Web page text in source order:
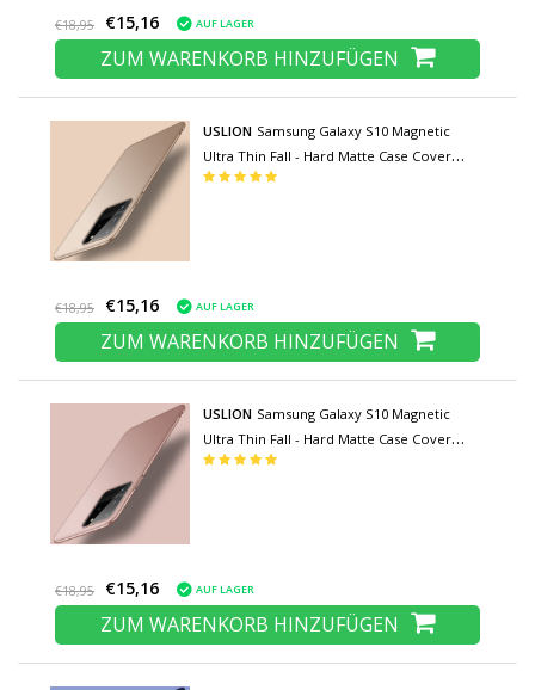
€18,95 €15,16 AUF LAGER
ZUM WARENKORB HINZUFÜGEN
USLION Samsung Galaxy S10 Magnetic
Ultra Thin Fall - Hard Matte Case Cover
Gold
€18,95 €15,16 AUF LAGER
ZUM WARENKORB HINZUFÜGEN
USLION Samsung Galaxy S10 Magnetic
Ultra Thin Fall - Hard Matte Case Cover
Pink
€18,95 €15,16 AUF LAGER
ZUM WARENKORB HINZUFÜGEN